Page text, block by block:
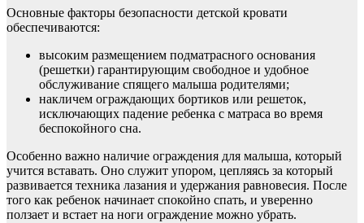
Основные факторы безопасности детской кровати
обеспечиваются:
высоким размещением подматрасного основания
(решетки) гарантирующим свободное и удобное
обслуживание спящего малыша родителями;
накличем ограждающих бортиков или решеток,
исключающих падение ребенка с матраса во время
беспокойного сна.
Особенно важно наличие ограждения для малыша, который
учится вставать. Оно служит упором, цепляясь за который
развивается техника лазания и удержания равновесия. После
того как ребенок начинает спокойно спать, и уверенно
ползает и встает на ноги ограждение можно убрать.